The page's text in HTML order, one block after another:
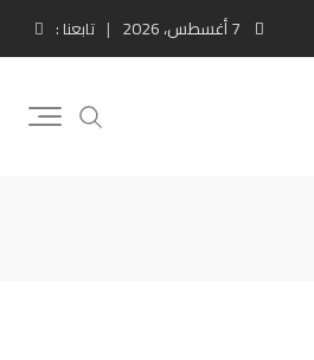
7 أغسطس، 2026 تابعنا :